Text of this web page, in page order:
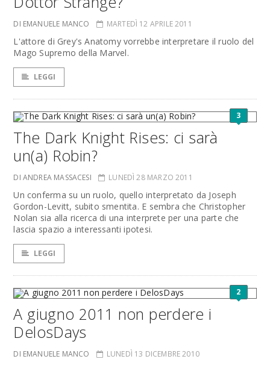
DI EMANUELE MANCO MARTEDÌ 12 APRILE 2011
L'attore di Grey's Anatomy vorrebbe interpretare il ruolo del
Mago Supremo della Marvel.
LEGGI
3
The Dark Knight Rises: ci sarà
un(a) Robin?
DI ANDREA MASSACESI LUNEDÌ 28 MARZO 2011
Un conferma su un ruolo, quello interpretato da Joseph
Gordon-Levitt, subito smentita. E sembra che Christopher
Nolan sia alla ricerca di una interprete per una parte che
lascia spazio a interessanti ipotesi.
LEGGI
2
A giugno 2011 non perdere i
DelosDays
DI EMANUELE MANCO LUNEDÌ 13 DICEMBRE 2010